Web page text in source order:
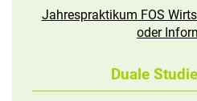
Jahrespraktikum FOS
oder
Duale